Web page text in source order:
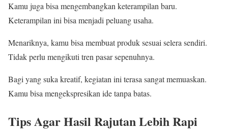
Kamu juga bisa mengembangkan keterampilan baru.
Keterampilan ini bisa menjadi peluang usaha.
Menariknya, kamu bisa membuat produk sesuai selera sendiri.
Tidak perlu mengikuti tren pasar sepenuhnya.
Bagi yang suka kreatif, kegiatan ini terasa sangat memuaskan.
Kamu bisa mengekspresikan ide tanpa batas.
Tips Agar Hasil Rajutan Lebih Rapi